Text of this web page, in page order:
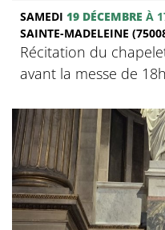
SAMEDI 19 DÉCEMBRE À
SAINTE-MADELEINE
Récitation du
avant la messe de